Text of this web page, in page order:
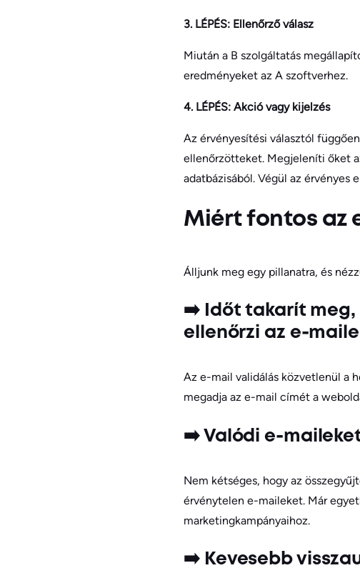
3. LÉPÉS: Ellenőrző válasz
Miután a B szolgáltatás
eredményeket az A szoftverhez.
4. LÉPÉS: Akció vagy kijelzés
Az érvényesítési választól
ellenőrzötteket. Megjeleníti őket
adatbázisából. Végül az érvényes
Miért fontos az
Álljunk meg egy pillanatra, és
➡️ Időt takarít meg,
ellenőrzi az e-
Az e-mail validálás közvetlenül a
megadja az e-mail címét a
➡️ Valódi e-
Nem kétséges, hogy az
érvénytelen e-maileket. Már
marketingkampányaihoz.
➡️ Kevesebb